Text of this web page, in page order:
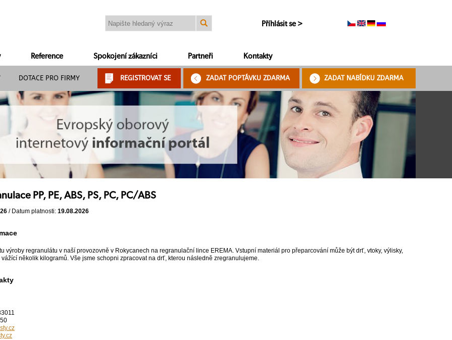
Příhlásit se >
Reference Spokojení zákazníci Partneři Kontakty
DOTACE PRO FIRMY REGISTROVAT SE ZADAT POPTÁVKU ZDARMA ZADAT NABÍDKU ZDARMA
PP, PE, ABS, PS, PC, PC/ABS
/ Datum platnosti: 19.08.2026
výroby regranulátu v naší provozovně v Rokycanech na regranulační lince EREMA. Vstupní materiál pro přeparcování může být drť, vtoky, výlisky,
několik kilogramů. Vše jsme schopni zpracovat na drť, kterou následně zregranulujeme.